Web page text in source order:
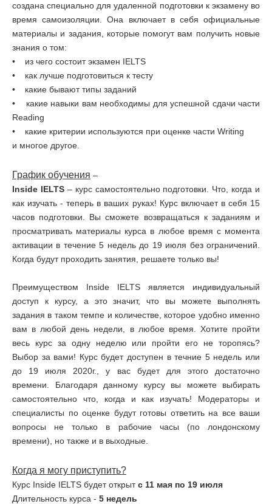
создана специально для удаленной подготовки к экзамену во
время самоизоляции. Она включает в себя официальные
материалы и задания, которые помогут вам получить новые
знания о том:
• из чего состоит экзамен IELTS
• как лучше подготовиться к тесту
• какие бывают типы заданий
• какие навыки вам необходимы для успешной сдачи части
Reading
• какие критерии используются при оценке части Writing
и многое другое.
График обучения –
Inside IELTS – курс самостоятельно подготовки. Что, когда и
как изучать - теперь в ваших руках! Курс включает в себя 15
часов подготовки. Вы сможете возвращаться к заданиям и
просматривать материалы курса в любое время с момента
активации в течение 5 недель до 19 июля без ограничений.
Когда будут проходить занятия, решаете только вы!
Преимуществом Inside IELTS является индивидуальный
доступ к курсу, а это значит, что вы можете выполнять
задания в таком темпе и количестве, которое удобно именно
вам в любой день недели, в любое время. Хотите пройти
весь курс за одну неделю или пройти его не торопясь?
Выбор за вами! Курс будет доступен в течние 5 недель или
до 19 июля 2020г., у вас будет для этого достаточно
времени. Благодаря данному курсу вы можете выбирать
самостоятельно что, когда и как изучать! Модераторы и
специалисты по оценке будут готовы ответить на все ваши
вопросы не только в рабочие часы (по лондонскому
времени), но также и в выходные.
Когда я могу приступить?
Курс Inside IELTS будет открытс 11 мая по 19 июля
Длительность курса - 5 недель